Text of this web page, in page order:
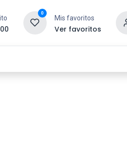
0
Mis favoritos
Ver favoritos